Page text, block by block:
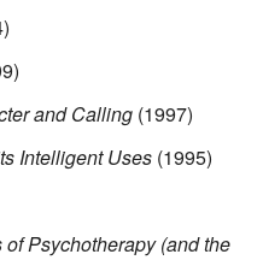
and Calling (1997)
Intelligent Uses (1995)
Psychotherapy (and the